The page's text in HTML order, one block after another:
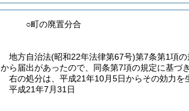
○町の廃置分合
地方自治法(昭和22年法律第67号)第7条第1項
から届出があったので、同条第7項の規定に基づ
右の処分は、平成21年10月5日からその効力を
平成21年7月31日